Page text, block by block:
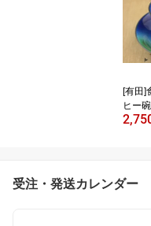
い置
（
【定
き不
[有田]
ヒー
『月見
受注・発送カレンダー